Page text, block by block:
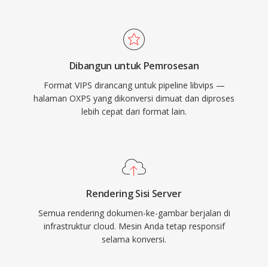
Dibangun untuk Pemrosesan
Format VIPS dirancang untuk pipeline libvips —
halaman OXPS yang dikonversi dimuat dan diproses
lebih cepat dari format lain.
Rendering Sisi Server
Semua rendering dokumen-ke-gambar berjalan di
infrastruktur cloud. Mesin Anda tetap responsif
selama konversi.